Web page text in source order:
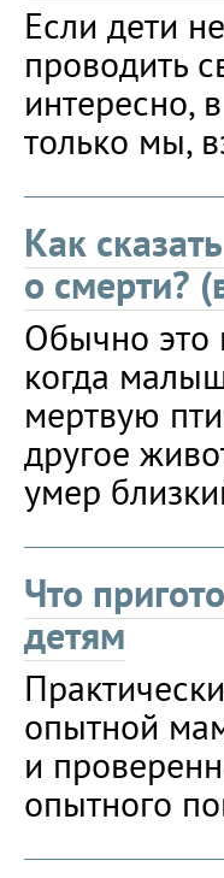
Если дети
проводить
интересно,
только мы,
Как
о смерти?
Обычно это
когда
мертвую
другое
умер
Что
детям
опытной
и
опытного